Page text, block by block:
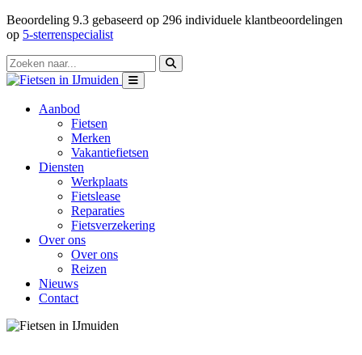
Beoordeling 9.3 gebaseerd op 296 individuele klantbeoordelingen
op 5-sterrenspecialist
Aanbod
Fietsen
Merken
Vakantiefietsen
Diensten
Werkplaats
Fietslease
Reparaties
Fietsverzekering
Over ons
Over ons
Reizen
Nieuws
Contact